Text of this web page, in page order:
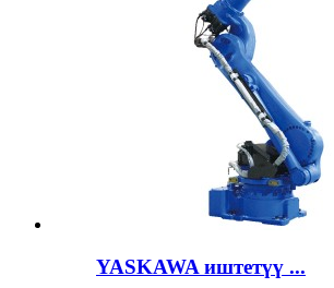
YASKAWA иштетүү ...